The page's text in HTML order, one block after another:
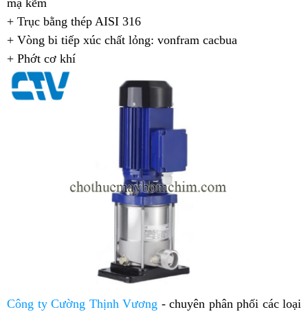
+ Trục bằng thép AISI 316
+ Vòng bi tiếp xúc chất lỏng: vonfram cacbua
+ Phớt cơ khí
Công ty Cường Thịnh Vương - chuyên phân phối các loại